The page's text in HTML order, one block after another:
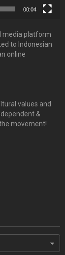
00:04
media platform
to Indonesian
online
values and
&
movement!